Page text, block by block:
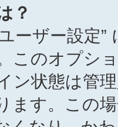
？
ーザー設定
このオプシ
ン状態は管
ます。この